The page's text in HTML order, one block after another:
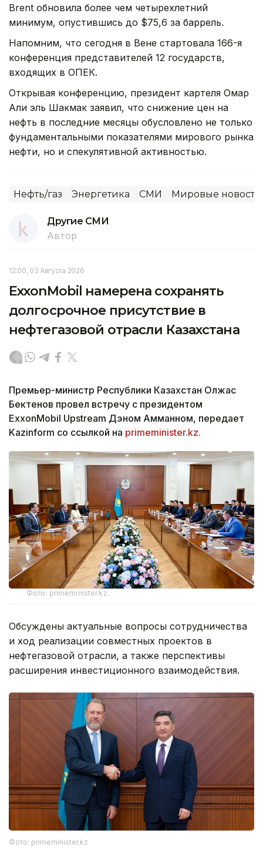
Brent обновила более чем четырехлетний
минимум, опустившись до $75,6 за баррель.
Напомним, что сегодня в Вене стартовала 166-я
конференция представителей 12 государств,
входящих в ОПЕК.
Открывая конференцию, президент картеля Омар
Али эль Шакмак заявил, что снижение цен на
нефть в последние месяцы обусловлено не только
фундаментальными показателями мирового рынка
нефти, но и спекулятивной активностью.
Нефть/газ Энергетика СМИ Мировые новости
Другие СМИ
Автор
12:00, 03 Августа 2026
ExxonMobil намерена сохранять
долгосрочное присутствие в
нефтегазовой отрасли Казахстана
Премьер-министр Республики Казахстан Олжас
Бектенов провел встречу с президентом
ExxonMobil Upstream Дэном Амманном, передает
Kazinform со ссылкой на primeminister.kz.
Фото: primeminister.kz.
Обсуждены актуальные вопросы сотрудничества
и ход реализации совместных проектов в
нефтегазовой отрасли, а также перспективы
расширения инвестиционного взаимодействия.
Фото: primeminister.kz